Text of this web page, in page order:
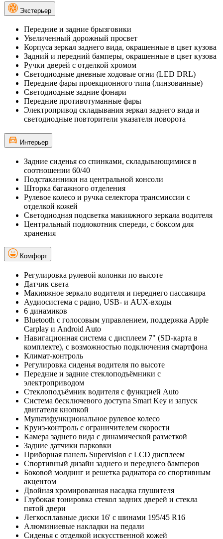
Экстерьер
Передние и задние брызговики
Увеличенный дорожный просвет
Корпуса зеркал заднего вида, окрашенные в цвет кузова
Задний и передний бамперы, окрашенные в цвет кузова
Ручки дверей с отделкой хромом
Светодиодные дневные ходовые огни (LED DRL)
Передние фары проекционного типа (линзованные)
Светодиодные задние фонари
Передние противотуманные фары
Электропривод складывания зеркал заднего вида и
светодиодные повторители указателя поворота
Интерьер
Задние сиденья со спинками, складывающимися в
соотношении 60/40
Подстаканники на центральной консоли
Шторка багажного отделения
Рулевое колесо и ручка селектора трансмиссии с
отделкой кожей
Светодиодная подсветка макияжного зеркала водителя
Центральный подлокотник спереди, с боксом для
хранения
Комфорт
Регулировка рулевой колонки по высоте
Датчик света
Макияжное зеркало водителя и переднего пассажира
Аудиосистема с радио, USB- и AUX-входы
6 динамиков
Bluetooth с голосовым управлением, поддержка Apple
Carplay и Android Auto
Навигационная система c дисплеем 7" (SD-карта в
комплекте), с возможностью подключения смартфона
Климат-контроль
Регулировка сиденья водителя по высоте
Передние и задние стеклоподъёмники с
электроприводом
Стеклоподъёмник водителя с функцией Auto
Система бесключевого доступа Smart Key и запуск
двигателя кнопкой
Мультифункциональное рулевое колесо
Круиз-контроль с ограничителем скорости
Камера заднего вида c динамической разметкой
Задние датчики парковки
Приборная панель Supervision c LCD дисплеем
Спортивный дизайн заднего и переднего бамперов
Боковой молдинг и решетка радиатора со спортивным
акцентом
Двойная хромированная насадка глушителя
Глубокая тонировка стекол задних дверей и стекла
пятой двери
Легкосплавные диски 16' с шинами 195/45 R16
Алюминиевые накладки на педали
Сиденья с отделкой искусственной кожей